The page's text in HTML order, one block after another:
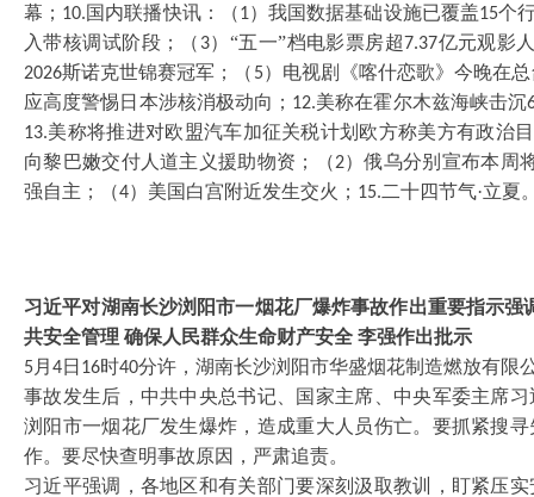
幕； 10.国内联播快讯：（1）我国数据基础设施已覆盖15个
入带核调试阶段；（ 3）“五一”档电影票房超7.37亿元观影
2026斯诺克世锦赛冠军；（ 5）电视剧《喀什恋歌》今晚在
应高度警惕日本涉核消极动向； 12.美称在霍尔木兹海峡击沉
13.美称将推进对欧盟汽车加征关税计划欧方称美方有政治
向黎巴嫩交付人道主义援助物资；（2）俄乌分别宣布本周
强自主；（4）美国白宫附近发生交火； 15.二十四节气·立夏
习近平对湖南长沙浏阳市一烟花厂爆炸事故作出重要指示强
共安全管理 确保人民群众生命财产安全 李强作出批示
5月 4日 16时40分许，湖南长沙浏阳市华盛烟花制造燃放有限
事故发生后，中共中央总书记、国家主席、中央军委主席
浏阳市一烟花厂发生爆炸，造成重大人员伤亡。要抓紧搜
作。要尽快查明事故原因，严肃追责。
习近平强调，各地区和有关部门要深刻汲取教训，盯紧压